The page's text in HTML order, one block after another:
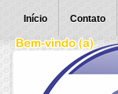
Início Contato